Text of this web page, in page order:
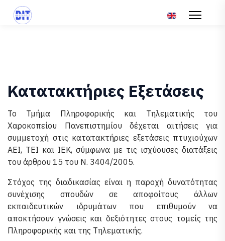
Επιλέξτε τη
Κατατακτήριες Εξετάσεις
Το Τμήμα Πληροφορικής και Τηλεματικής του
Χαροκοπείου Πανεπιστημίου δέχεται αιτήσεις για
συμμετοχή στις κατατακτήριες εξετάσεις πτυχιούχων
ΑΕΙ, ΤΕΙ και ΙΕΚ, σύμφωνα με τις ισχύουσες διατάξεις
του άρθρου 15 του Ν. 3404/2005.
Στόχος της διαδικασίας είναι η παροχή δυνατότητας
συνέχισης σπουδών σε αποφοίτους άλλων
εκπαιδευτικών ιδρυμάτων που επιθυμούν να
αποκτήσουν γνώσεις και δεξιότητες στους τομείς της
Πληροφορικής και της Τηλεματικής.